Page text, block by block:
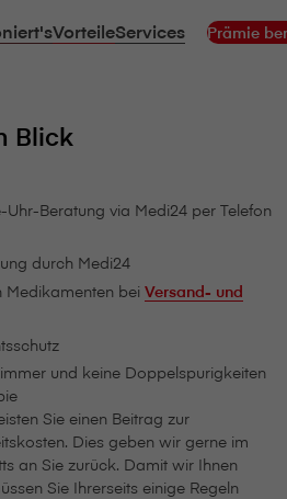
VorteileServices Prämie
Blick
Beratung via Medi24 per Telefon
durch Medi24
Medikamenten bei Versand- und
und keine Doppelspurigkeiten
Sie einen Beitrag zur
Dies geben wir gerne im
an Sie zurück. Damit wir Ihnen
Sie Ihrerseits einige Regeln